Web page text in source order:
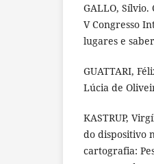
GALLO,
V Congresso
lugares e
GUATTARI,
Lúcia de
KASTRUP,
do dispositivo
cartografia: